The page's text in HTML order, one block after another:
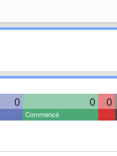
0 0 0
Commencé